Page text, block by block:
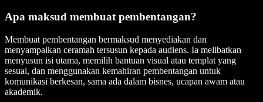
Apa maksud membuat pembentangan?
Membuat pembentangan bermaksud menyediakan dan
menyampaikan ceramah tersusun kepada audiens. Ia melibatkan
menyusun isi utama, memilih bantuan visual atau templat yang
sesuai, dan menggunakan kemahiran pembentangan untuk
komunikasi berkesan, sama ada dalam bisnes, ucapan awam atau
akademik.